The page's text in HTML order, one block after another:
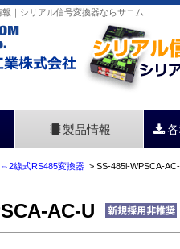
｜シリアル信号変換器ならサコム
製品情報
線式RS485変換器 > SS-485i-WPSCA-
AC-U